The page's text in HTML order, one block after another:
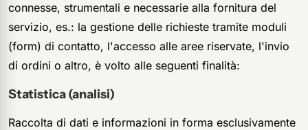
connesse, strumentali e necessarie alla fornitura del
servizio, es.: la gestione delle richieste tramite moduli
(form) di contatto, l'accesso alle aree riservate, l'invio
di ordini o altro, è volto alle seguenti finalità:
Statistica (analisi)
Raccolta di dati e informazioni in forma esclusivamente